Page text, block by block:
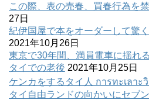
この際、表の売春、買春行為を
27日
紀伊国屋で本をオーダーして驚
2021年10月26日
東京で30年間、満員電車に揺れ
タイでの老後 2021年10月25日
ケンカをするタイ人 การทะเลาะ
タイ自由ランドの向かいにセブ